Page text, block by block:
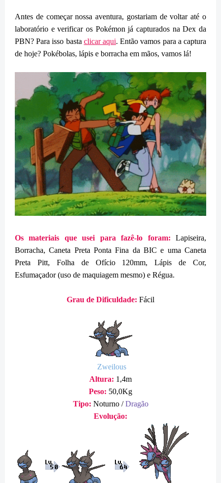
Antes de começar nossa aventura, gostariam de voltar até o
laboratório e verificar os Pokémon já capturados na Dex da
PBN? Para isso basta clicar aqui. Então vamos para a captura
de hoje? Pokébolas, lápis e borracha em mãos, vamos lá!
Os materiais que usei para fazê-lo foram: Lapiseira,
Borracha, Caneta Preta Ponta Fina da BIC e uma Caneta
Preta Pitt, Folha de Ofício 120mm, Lápis de Cor,
Esfumaçador (uso de maquiagem mesmo) e Régua.
Grau de Dificuldade: Fácil
Zweilous
Altura: 1,4m
Peso: 50,0Kg
Tipo: Noturno /Dragão
Evolução: